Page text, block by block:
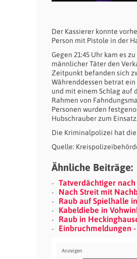
Der Kassierer konnte
Person mit Pistole in der
Gegen 21:45 Uhr kam es
männlicher Täter den
Zeitpunkt befanden sich
Währenddessen betrat
und mit einem Schlag auf
Rahmen von
Personen wurden
Hubschrauber zum Einsatz.
Die Kriminalpolizei hat die
Quelle:
Ähnliche Beiträge:
Tatverdächtiger
Nach Streit mit
Raub auf Spielhalle
Kabeldiebe in
Raub in
Einbruchmeldungen